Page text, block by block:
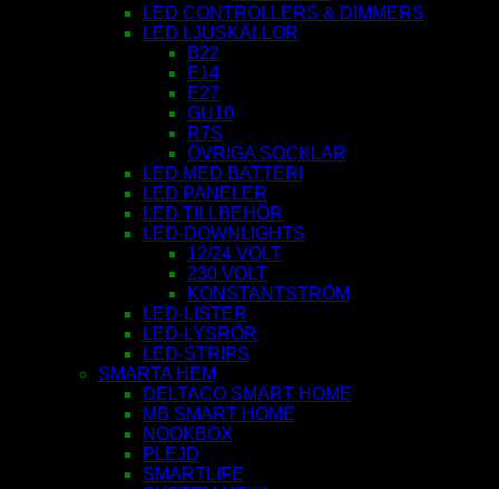
LED CONTROLLERS & DIMMERS
LED LJUSKÄLLOR
B22
E14
E27
GU10
R7S
ÖVRIGA SOCKLAR
LED MED BATTERI
LED PANELER
LED TILLBEHÖR
LED-DOWNLIGHTS
12/24 VOLT
230 VOLT
KONSTANTSTRÖM
LED-LISTER
LED-LYSRÖR
LED-STRIPS
SMARTA HEM
DELTACO SMART HOME
MB SMART HOME
NOOKBOX
PLEJD
SMARTLIFE